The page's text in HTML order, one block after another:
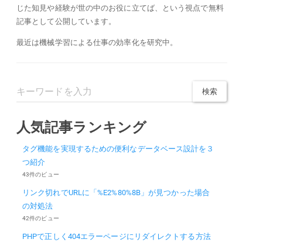
じた知見や経験が世の中のお役に立てば、という視点で無料
記事として公開しています。
最近は機械学習による仕事の効率化を研究中。
人気記事ランキング
タグ機能を実現するための便利なデータベース設計を３
つ紹介
43件のビュー
リンク切れでURLに「%E2%80%8B」が見つかった場合
の対処法
42件のビュー
PHPで正しく404エラーページにリダイレクトする方法